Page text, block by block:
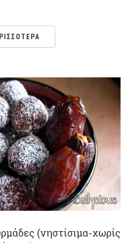
(νηστίσιμα-χωρίς